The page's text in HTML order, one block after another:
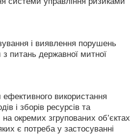
і виявлення порушень
з питань державної митної
використання
і зборів ресурсів та
окремих згрупованих об’єктах
є потреба у застосуванні